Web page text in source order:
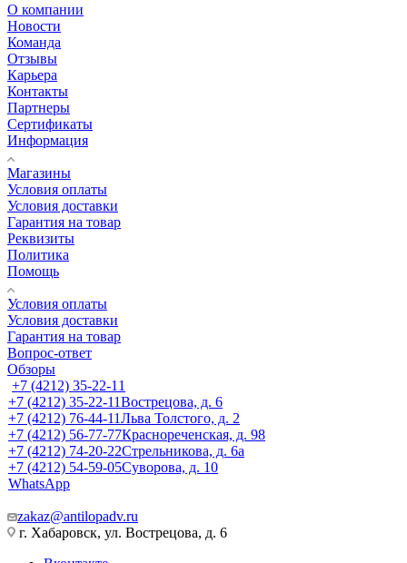
О компании
Новости
Команда
Отзывы
Карьера
Контакты
Партнеры
Сертификаты
Информация
Магазины
Условия оплаты
Условия доставки
Гарантия на товар
Реквизиты
Политика
Помощь
Условия оплаты
Условия доставки
Гарантия на товар
Вопрос-ответ
Обзоры
+7 (4212) 35-22-11
+7 (4212) 35-22-11Вострецова, д. 6
+7 (4212) 76-44-11Льва Толстого, д. 2
+7 (4212) 56-77-77Краснореченская, д. 98
+7 (4212) 74-20-22Стрельникова, д. 6а
+7 (4212) 54-59-05Суворова, д. 10
WhatsApp
zakaz@antilopadv.ru
г. Хабаровск, ул. Вострецова, д. 6